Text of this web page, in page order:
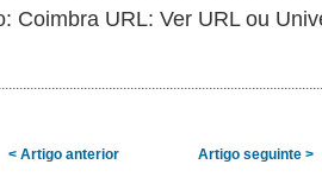
Coimbra URL: Ver URL ou
< Artigo anterior Artigo seguinte >